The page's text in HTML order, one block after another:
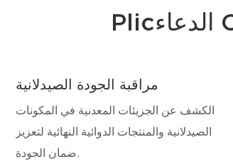
مراقبة الجودة الصيدلانية
الكشف عن الجزيئات المعدنية في المكونات
الصيدلانية والمنتجات الدوائية النهائية لتعزيز
ضمان الجودة.